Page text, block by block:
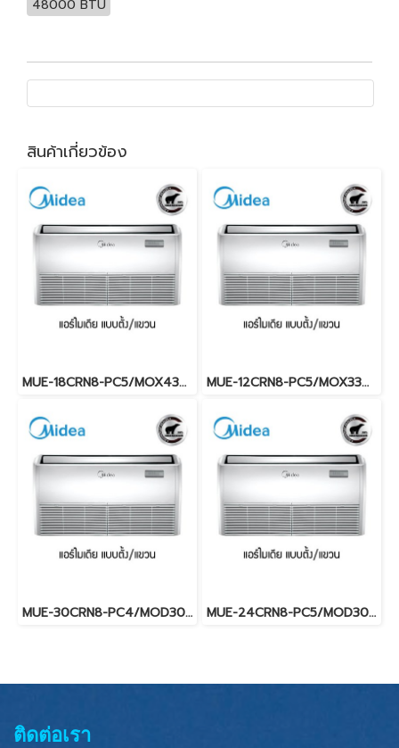
48000 BTU
สินค้าเกี่ยวข้อง
MUE-18CRN8-PC5/MOX430U-18CN8-PC5 (220V.) Midea รุ่นแขวนใต้ฝ้าเพดาน Fixed Speed น้ำยา R32 พร้อมบริการติดตั้ง MUE-12CRN8-PC5/MOX330U-12CN8-PC5 (220V.) Midea รุ่นแขวนใต้ฝ้าเพดาน Fixed Speed น้ำยา R32 พร้อมบริการติดตั้ง
MUE-30CRN8-PC4/MOD30U-30CN8-PC4 (220V.) Midea รุ่นแขวนใต้ฝ้าเพดาน Fixed Speed น้ำยา R32 พร้อมบริการติดตั้ง MUE-24CRN8-PC5/MOD30U-24CN8-PC5 (220V.) Midea รุ่นแขวนใต้ฝ้าเพดาน Fixed Speed น้ำยา R32 พร้อมบริการติดตั้ง
ติดต่อเรา